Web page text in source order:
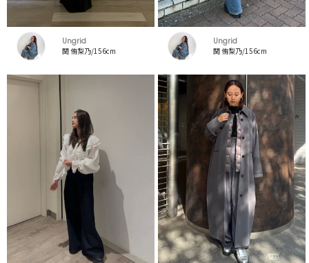
Ungrid
関 侑梨乃/156cm
Ungrid
関 侑梨乃/156cm